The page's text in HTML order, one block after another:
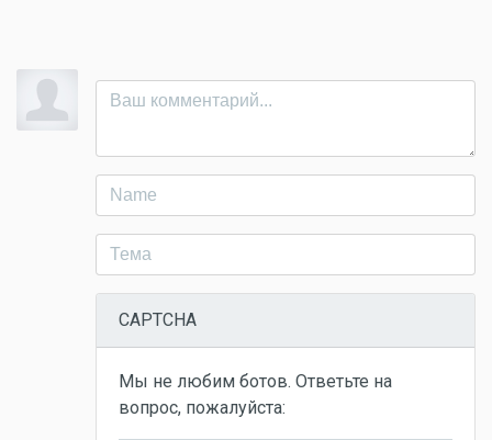
CAPTCHA
Мы не любим ботов. Ответьте на
вопрос, пожалуйста: